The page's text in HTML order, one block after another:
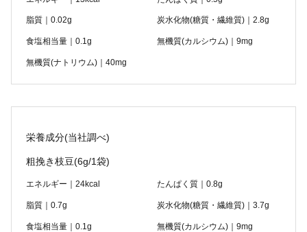
脂質｜0.02g 炭水化物(糖質・繊維質)｜2.8g
食塩相当量｜0.1g 無機質(カルシウム)｜9mg
無機質(ナトリウム)｜40mg
栄養成分(当社調べ)
粗挽き枝豆(6g/1袋)
エネルギー｜24kcal たんぱく質｜0.8g
脂質｜0.7g 炭水化物(糖質・繊維質)｜3.7g
食塩相当量｜0.1g 無機質(カルシウム)｜9mg